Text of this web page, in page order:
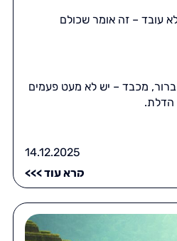
עובד – זה אומר שכולם
ברור, מכבד – יש לא מעט פעמים
הדלת.
14.12.2025
קרא עוד >>>